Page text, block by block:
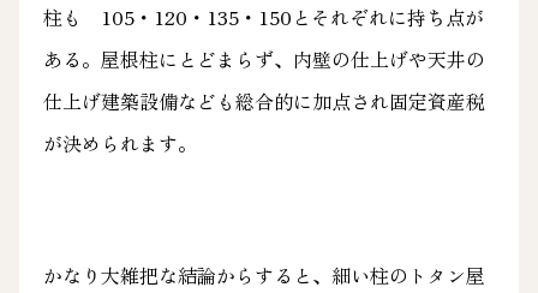
柱も 105・120・135・150とそれぞれに持ち点が
ある。屋根柱にとどまらず、内壁の仕上げや天井の
仕上げ建築設備なども総合的に加点され固定資産税
が決められます。
かなり大雑把な結論からすると、細い柱のトタン屋